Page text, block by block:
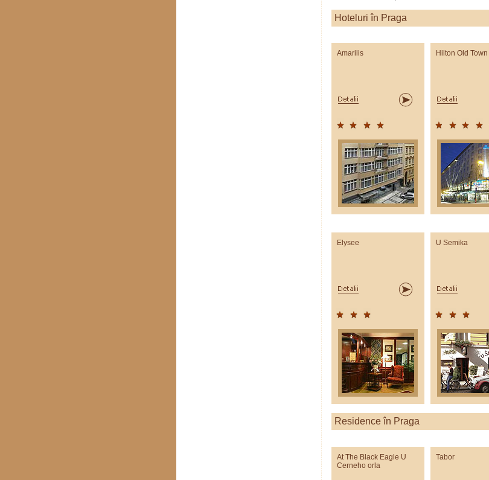
Hoteluri în Praga
Amarilis Hilton Old Town
Elysee U Semika
Residence în Praga
At The Black Eagle U
Cerneho orla
Tabor